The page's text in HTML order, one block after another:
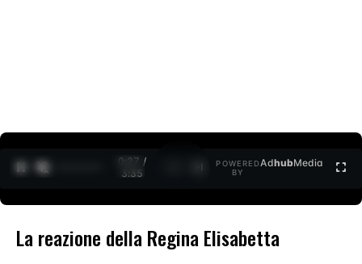
0:28 /
3:35
POWERED
BY
AdhubMedia
La reazione della Regina Elisabetta